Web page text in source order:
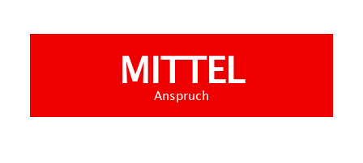
MITTEL
Anspruch